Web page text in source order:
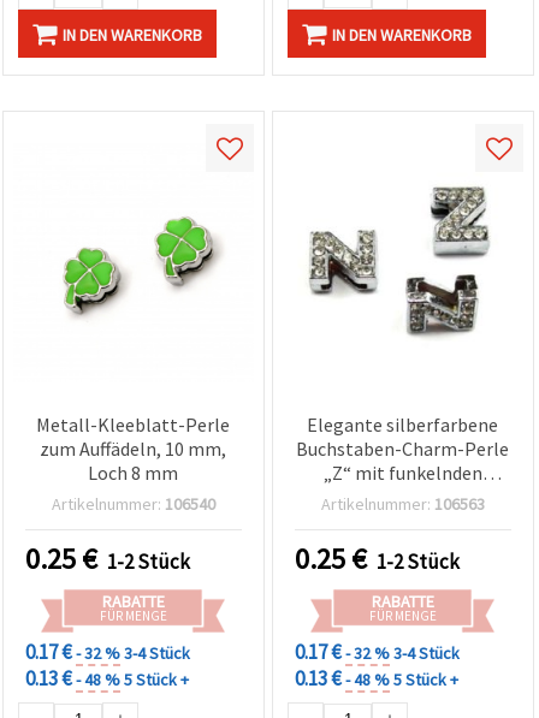
IN DEN WARENKORB IN DEN WARENKORB
Metall-Kleeblatt-Perle
zum Auffädeln, 10 mm,
Loch 8 mm
Artikelnummer: 106540
0.25€ 1-2 Stück
RABATTE
FÜR MENGE
0.17 €- 32 %3-4 Stück
0.13 €- 48 %5 Stück +
Elegante silberfarbene
Buchstaben-Charm-Perle
„Z“ mit funkelnden
Strasskristallen, 8 mm
Schmuck & Basteln
Artikelnummer: 106563
0.25€ 1-2 Stück
RABATTE
FÜR MENGE
0.17 €- 32 %3-4 Stück
0.13 €- 48 %5 Stück +